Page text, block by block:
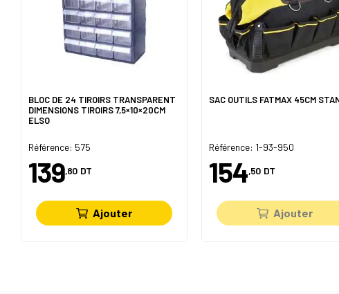
BLOC DE 24 TIROIRS TRANSPARENT
DIMENSIONS TIROIRS 7,5×10×20CM
ELSO
Référence: 575
139,80 DT
Ajouter
SAC OUTILS FATMAX 45CM
Référence: 1-93-950
154,50 DT
Ajouter